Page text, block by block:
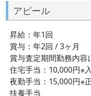
アピール
昇給：年1回
賞与：年2回 / 3ヶ月
賞与査定期間勤務内
住宅手当：10,000円※
夜勤手当：15,000円※
扶養手当